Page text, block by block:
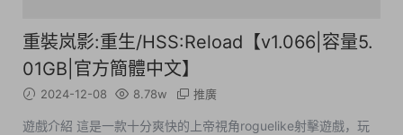
重裝岚影:重生/HSS:Reload【v1.066|容量5.
01GB|官方簡體中文】
2024-12-08 8.78w 推廣
遊戲介紹 這是一款十分爽快的上帝視角roguelike射擊遊戲，玩